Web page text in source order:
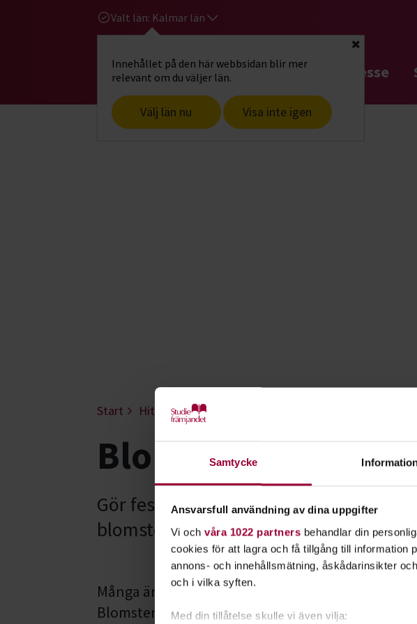
Samtycke
Ansvarsfull användning av dina uppgifter
Vi och våra 1022 partners behandlar din
cookies för att lagra och få tillgång till information
annons- och innehållsmätning, åskådarinsikter
och i vilka syften.
Med din tillåtelse skulle vi även vilja:
Valt län: Kalmar län
Innehållet på den här webbsidan blir mer
relevant om du väljer län.
Välj län nu Visa inte igen
Stäng
Gå till studiefrämjandets startsidaHitta intresse
Start Hitta intresse
Blomsterbindning
Gör festen finare, vardagen roligare
blomsterbindning hos oss på
Många är vi som älskar blommor och upplevelsen
Blomsterbindning handlar om att förstå vilka